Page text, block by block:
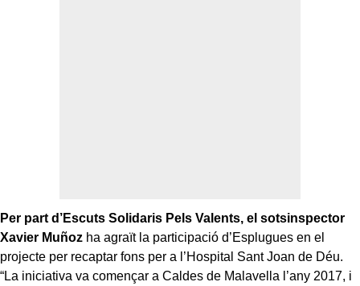
Per part d’Escuts Solidaris Pels Valents, el sotsinspector
Xavier Muñoz ha agraït la participació d’Esplugues en el
projecte per recaptar fons per a l’Hospital Sant Joan de Déu.
“La iniciativa va començar a Caldes de Malavella l’any 2017, i